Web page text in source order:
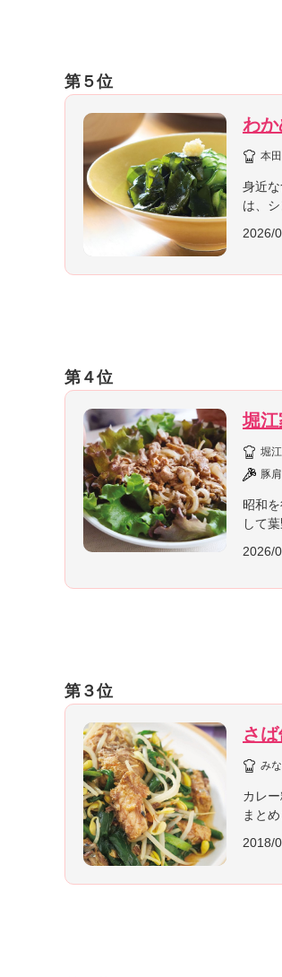
第５位
わ
本
身近
は、
2026/
第４位
堀
堀
豚
昭和
して
2026/
第３位
さ
み
カレ
まとめ
2018/